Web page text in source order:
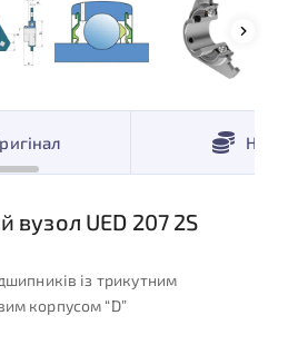
вузол UED 207 2S
із трикутним
корпусом “D”